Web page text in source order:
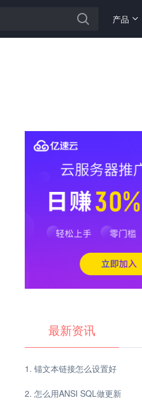
产品
最新资讯
锚文本链接怎么设置好
怎么用ANSI SQL做更新